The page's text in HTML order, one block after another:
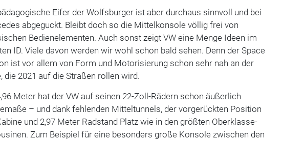
Eifer der Wolfsburger ist aber durchaus sinnvoll und bei
abgeguckt. Bleibt doch so die Mittelkonsole völlig frei von
Bedienelementen. Auch sonst zeigt VW eine Menge Ideen im
ID. Viele davon werden wir wohl schon bald sehen. Denn der Space
ist vor allem von Form und Motorisierung schon sehr nah an der
die 2021 auf die Straßen rollen wird.
Meter hat der VW auf seinen 22-Zoll-Rädern schon äußerlich
– und dank fehlenden Mitteltunnels, der vorgerückten Position
und 2,97 Meter Radstand Platz wie in den größten Oberklasse-
Zum Beispiel für eine besonders große Konsole zwischen den